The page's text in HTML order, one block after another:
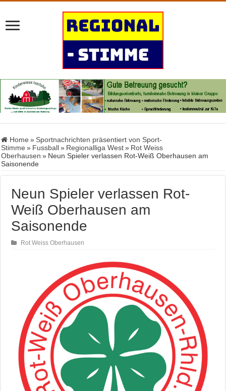
Home » Sportnachrichten präsentiert von Sport-
Stimme » Fussball » Regionalliga West » Rot Weiss
Oberhausen » Neun Spieler verlassen Rot-Weiß Oberhausen am
Saisonende
Neun Spieler verlassen Rot-
Weiß Oberhausen am
Saisonende
Rot Weiss Oberhausen